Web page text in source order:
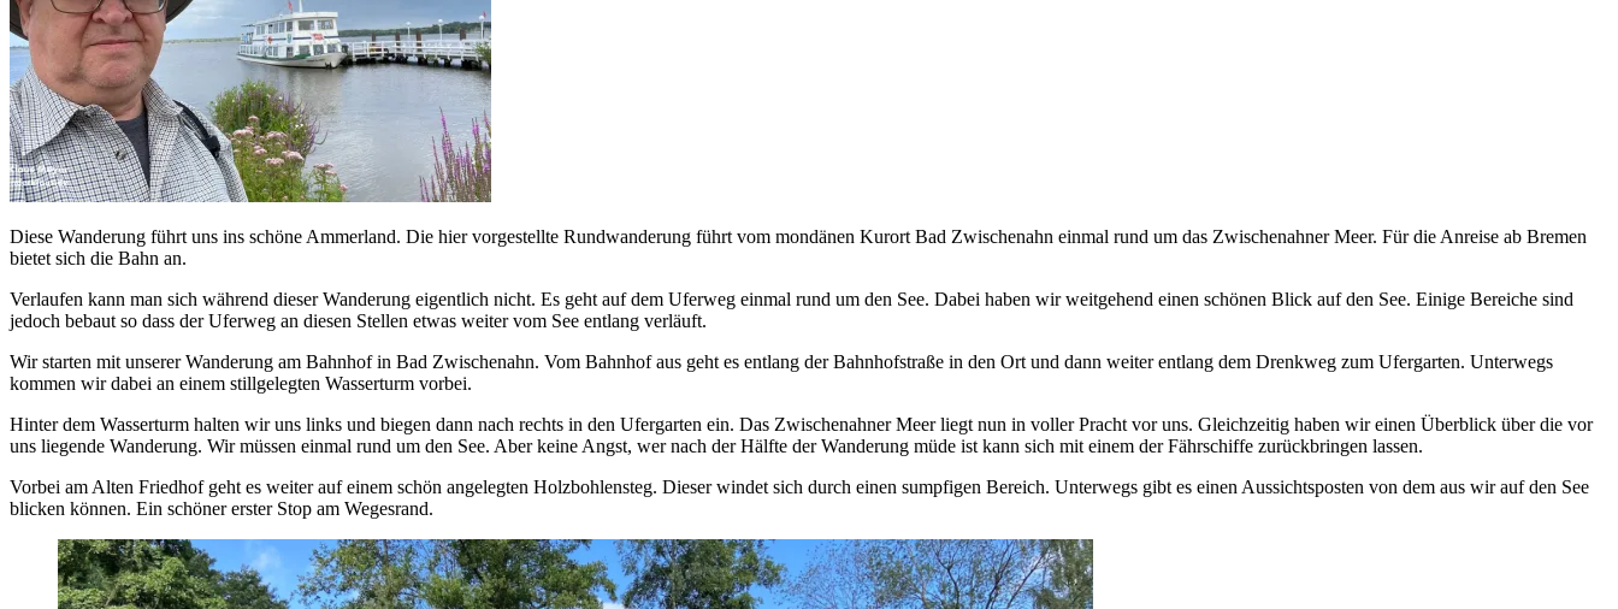
Diese Wanderung führt uns ins schöne Ammerland. Die hier vorgestellte Rundwanderung führt vom mondänen Kurort Bad Zwischenahn einmal rund um das Zwischenahner Meer. Für die Anreise ab Bremen
bietet sich die Bahn an.
Verlaufen kann man sich während dieser Wanderung eigentlich nicht. Es geht auf dem Uferweg einmal rund um den See. Dabei haben wir weitgehend einen schönen Blick auf den See. Einige Bereiche sind
jedoch bebaut so dass der Uferweg an diesen Stellen etwas weiter vom See entlang verläuft.
Wir starten mit unserer Wanderung am Bahnhof in Bad Zwischenahn. Vom Bahnhof aus geht es entlang der Bahnhofstraße in den Ort und dann weiter entlang dem Drenkweg zum Ufergarten. Unterwegs
kommen wir dabei an einem stillgelegten Wasserturm vorbei.
Hinter dem Wasserturm halten wir uns links und biegen dann nach rechts in den Ufergarten ein. Das Zwischenahner Meer liegt nun in voller Pracht vor uns. Gleichzeitig haben wir einen Überblick über die vor
uns liegende Wanderung. Wir müssen einmal rund um den See. Aber keine Angst, wer nach der Hälfte der Wanderung müde ist kann sich mit einem der Fährschiffe zurückbringen lassen.
Vorbei am Alten Friedhof geht es weiter auf einem schön angelegten Holzbohlensteg. Dieser windet sich durch einen sumpfigen Bereich. Unterwegs gibt es einen Aussichtsposten von dem aus wir auf den See
blicken können. Ein schöner erster Stop am Wegesrand.